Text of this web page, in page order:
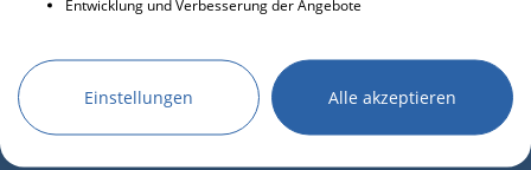
Entwicklung und Verbesserung der Angebote
Einstellungen Alle akzeptieren